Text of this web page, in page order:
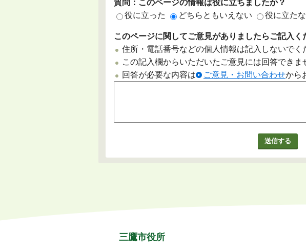
質問：このページの情報は役に立ちましたか？
役に立った
どちらともいえない 役に立た
このページに関してご意見がありましたらご記入く
住所・電話番号などの個人情報は記入しないでく
この記入欄からいただいたご意見には回答できま
回答が必要な内容は
ご意見・お問い合わせから
三鷹市役所